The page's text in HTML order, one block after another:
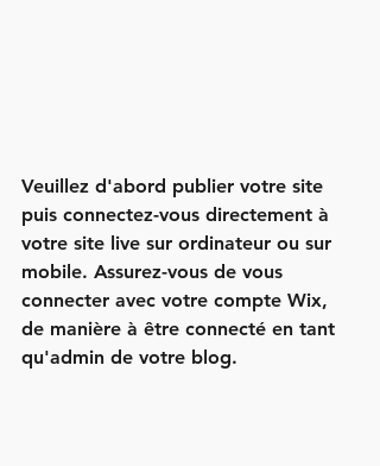
Veuillez d'abord publier votre site
puis connectez-vous directement à
votre site live sur ordinateur ou sur
mobile. Assurez-vous de vous
connecter avec votre compte Wix,
de manière à être connecté en tant
qu'admin de votre blog.